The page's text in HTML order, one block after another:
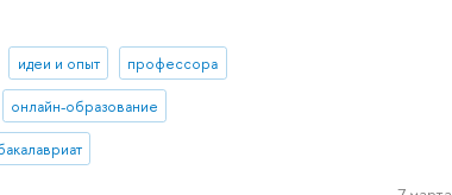
идеи и опыт профессора
онлайн-образование